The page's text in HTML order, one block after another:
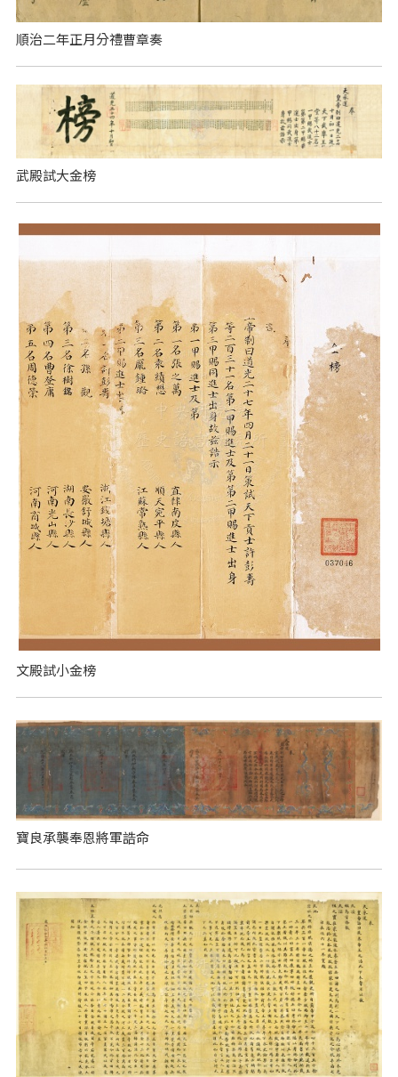
順治二年正月分禮曹章奏
武殿試大金榜
文殿試小金榜
寶良承襲奉恩將軍誥命